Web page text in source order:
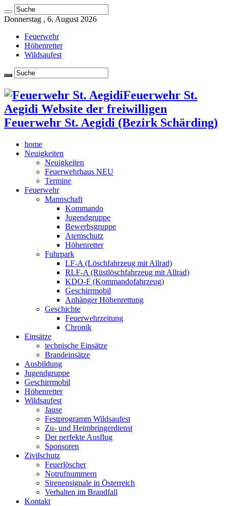
Donnerstag , 6. August 2026
Feuerwehr
Höhenretter
Wildsaufest
Feuerwehr St.
Aegidi Website der freiwilligen
Feuerwehr St. Aegidi (Bezirk Schärding)
home
Neuigkeiten
Neuigkeiten
Feuerwehrhaus NEU
Termine
Feuerwehr
Mannschaft
Kommando
Jugendgruppe
Bewerbsgruppe
Atemschutz
Höhenretter
Fuhrpark
LF-A (Löschfahrzeug mit Allrad)
RLF-A (Rüstlöschfahrzeug mit Allrad)
KDO-F (Kommandofahrzeug)
Geschirrmobil
Anhänger Höhenrettung
Geschichte
Feuerwehrzeitung
Chronik
Einsätze
technische Einsätze
Brandeinsätze
Ausbildung
Jugendgruppe
Geschirrmobil
Höhenretter
Wildsaufest
Jause
Festprogramm Wildsaufest
Zu- und Heimbringerdienst
Der perfekte Ausflug
Sponsoren
Zivilschutz
Feuerlöscher
Notrufnummern
Sirenensignale in Österreich
Verhalten im Brandfall
Kontakt